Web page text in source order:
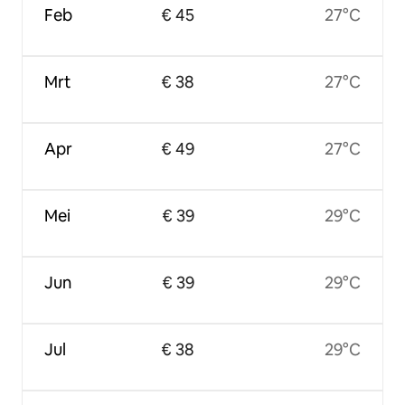
Feb
Mrt
Apr
Mei
Jun
Jul
€ 45
€ 38
€ 49
€ 39
€ 39
€ 38
27°C
27°C
27°C
29°C
29°C
29°C